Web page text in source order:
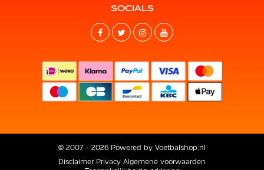
SOCIALS
© 2007 - 2026 Powered by Voetbalshop.nl
Disclaimer Privacy Algemene voorwaarden